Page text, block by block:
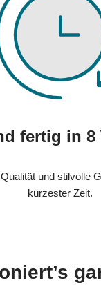
fertig in 8
und stilvolle
kürzester Zeit.